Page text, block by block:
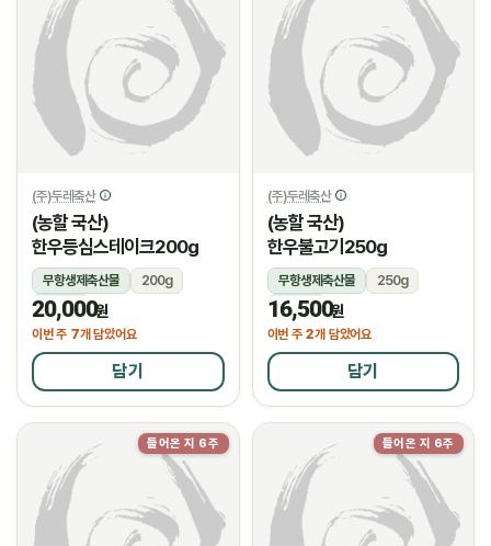
(주)두레축산
(농할 국산)
한우등심스테이크200g
무항생제축산물
200g
냉장
20,000원
이번 주 7개 담았어요
담기
(주)두레축산
(농할 국산)
한우불고기250g
무항생제축산물
250g
냉장
16,500원
이번 주 2개 담았어요
담기
들어온 지 6주 들어온 지 6주